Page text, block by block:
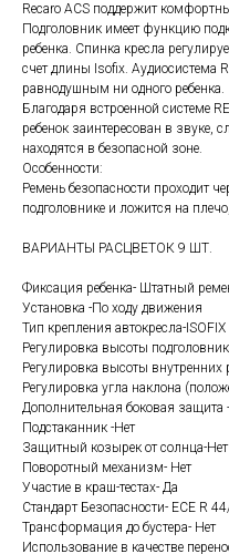
Recaro ACS поддержит
Подголовник имеет функцию
ребенка. Спинка кресла
счет длины Isofix. Аудиосистема
равнодушным ни одного ребенка.
Благодаря встроенной системе
ребенок заинтересован в звуке,
находятся в безопасной зоне.
Особенности:
Ремень безопасности проходит
подголовнике и ложится на
ВАРИАНТЫ РАСЦВЕТОК 9 ШТ.
Фиксация ребенка- Штатный
Установка -По ходу движения
Тип крепления автокресла-
Регулировка высоты
Регулировка высоты внутренних
Регулировка угла наклона
Дополнительная боковая защита
Подстаканник -Нет
Защитный козырек от солнца-Нет
Поворотный механизм- Нет
Участие в краш-тестах- Да
Стандарт Безопасности- ECE R
Трансформация до бустера- Нет
Использование в качестве